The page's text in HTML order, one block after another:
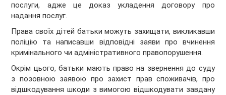
послуги, адже це доказ укладення договору про
надання послуг.
Права своїх дітей батьки можуть захищати, викликавши
поліцію та написавши відповідні заяви про вчинення
кримінального чи адміністративного правопорушення.
Окрім цього, батьки мають право на звернення до суду
з позовною заявою про захист прав споживачів, про
відшкодування шкоди з вимогою відшкодувати завдану